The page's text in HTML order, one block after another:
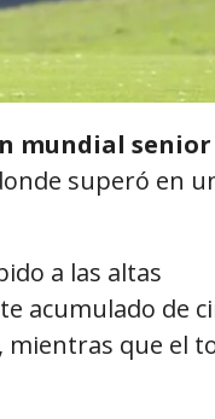
mundial senior
superó en
a las altas
acumulado de
mientras que el